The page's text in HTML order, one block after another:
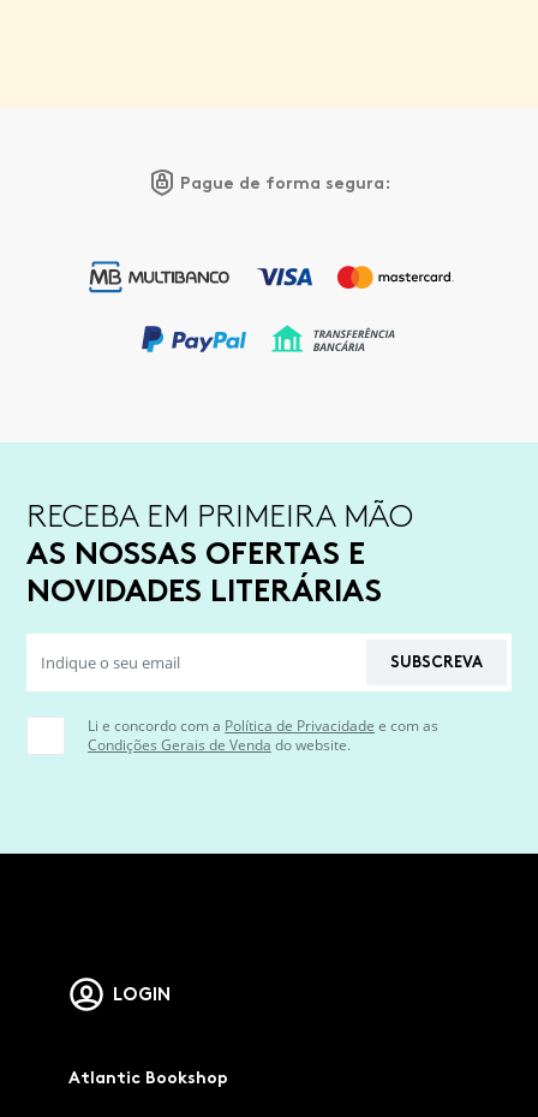
Pague de forma segura:
RECEBA EM PRIMEIRA MÃO
AS NOSSAS OFERTAS E
NOVIDADES LITERÁRIAS
SUBSCREVA
Li e concordo com a Política de Privacidade e com as
Condições Gerais de Venda do website.
LOGIN
Atlantic Bookshop